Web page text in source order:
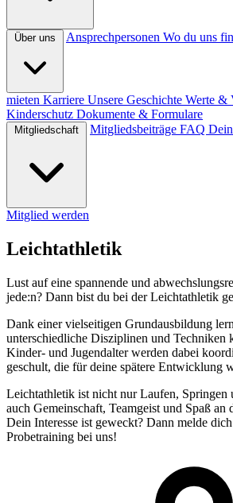
Über uns Ansprechpersonen Wo du uns
mieten Karriere Unsere Geschichte Werte &
Kinderschutz Dokumente & Formulare
Mitgliedschaft Mitgliedsbeiträge FAQ
Mitglied werden
Leichtathletik
Lust auf eine spannende und
jede:n? Dann bist du bei der Leichtathletik
Dank einer vielseitigen Grundausbildung
unterschiedliche Disziplinen und Techniken
Kinder- und Jugendalter werden dabei
geschult, die für deine spätere Entwicklung
Leichtathletik ist nicht nur Laufen, Springen
auch Gemeinschaft, Teamgeist und Spaß an
Dein Interesse ist geweckt? Dann melde
Probetraining bei uns!